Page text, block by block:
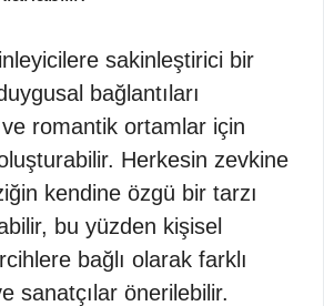
sakinleştirici bir
bağlantıları
romantik ortamlar için
Herkesin zevkine
kendine özgü bir tarzı
bu yüzden kişisel
bağlı olarak farklı
sanatçılar önerilebilir.